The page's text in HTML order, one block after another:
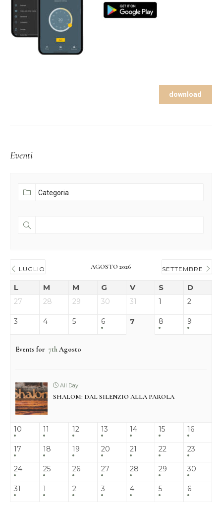
download
Eventi
LUGLIO AGOSTO 2026 SETTEMBRE
L M M G V S D
27 28 29 30 31 1 2
3 4 5 6 7 8 9
Events for 7thAgosto
All Day
SHALOM: DAL SILENZIO ALLA PAROLA
10 11 12 13 14 15 16
17 18 19 20 21 22 23
24 25 26 27 28 29 30
31 1 2 3 4 5 6